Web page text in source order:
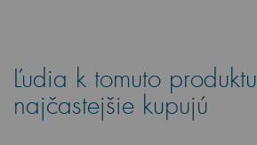
Ľudia k tomuto produktu
najčastejšie kupujú